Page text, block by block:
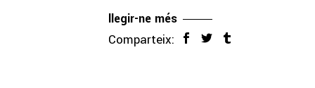
llegir-ne més
Comparteix: